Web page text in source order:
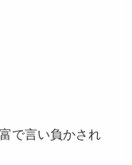
で言い負かされ